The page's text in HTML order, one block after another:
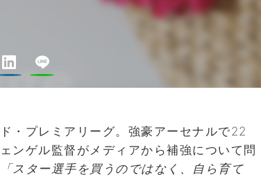
・プレミアリーグ。強豪アーセナルで22
ンゲル監督がメディアから補強について問
「スター選手を買うのではなく、自ら育て